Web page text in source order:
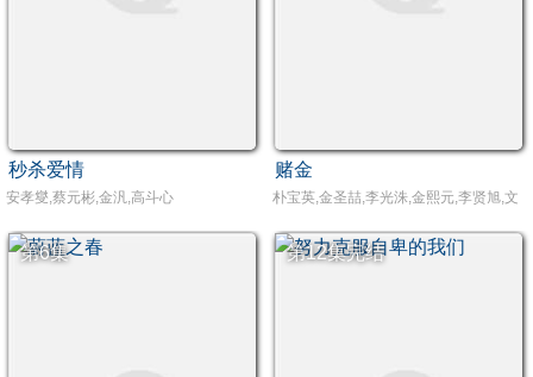
秒杀爱情
安孝燮,蔡元彬,金汎,高斗心
赌金
朴宝英,金圣喆,李光洙,金熙元,李贤旭,文
第6集 第12集完结